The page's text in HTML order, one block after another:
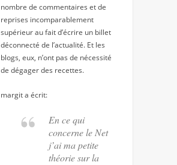
nombre de commentaires et de
reprises incomparablement
supérieur au fait d’écrire un billet
déconnecté de l’actualité. Et les
blogs, eux, n’ont pas de nécessité
de dégager des recettes.
margita écrit:
En ce qui
concerne le Net
j’ai ma petite
théorie sur la